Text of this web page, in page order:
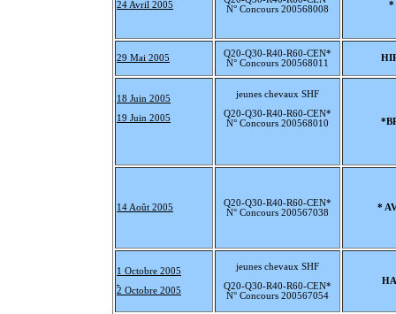
24 Avril 2005
N° Concours 200568008
*
29 Mai 2005
Q20-Q30-R40-R60-CEN*
N° Concours 200568011
18 Juin 2005
19 Juin 2005
jeunes chevaux SHF
Q20-Q30-R40-R60-CEN*
N° Concours 200568010
14 Août 2005
Q20-Q30-R40-R60-CEN*
N° Concours 200567038
*
1 Octobre 2005
2 Octobre 2005
jeunes chevaux SHF
Q20-Q30-R40-R60-CEN*
N° Concours 200567054